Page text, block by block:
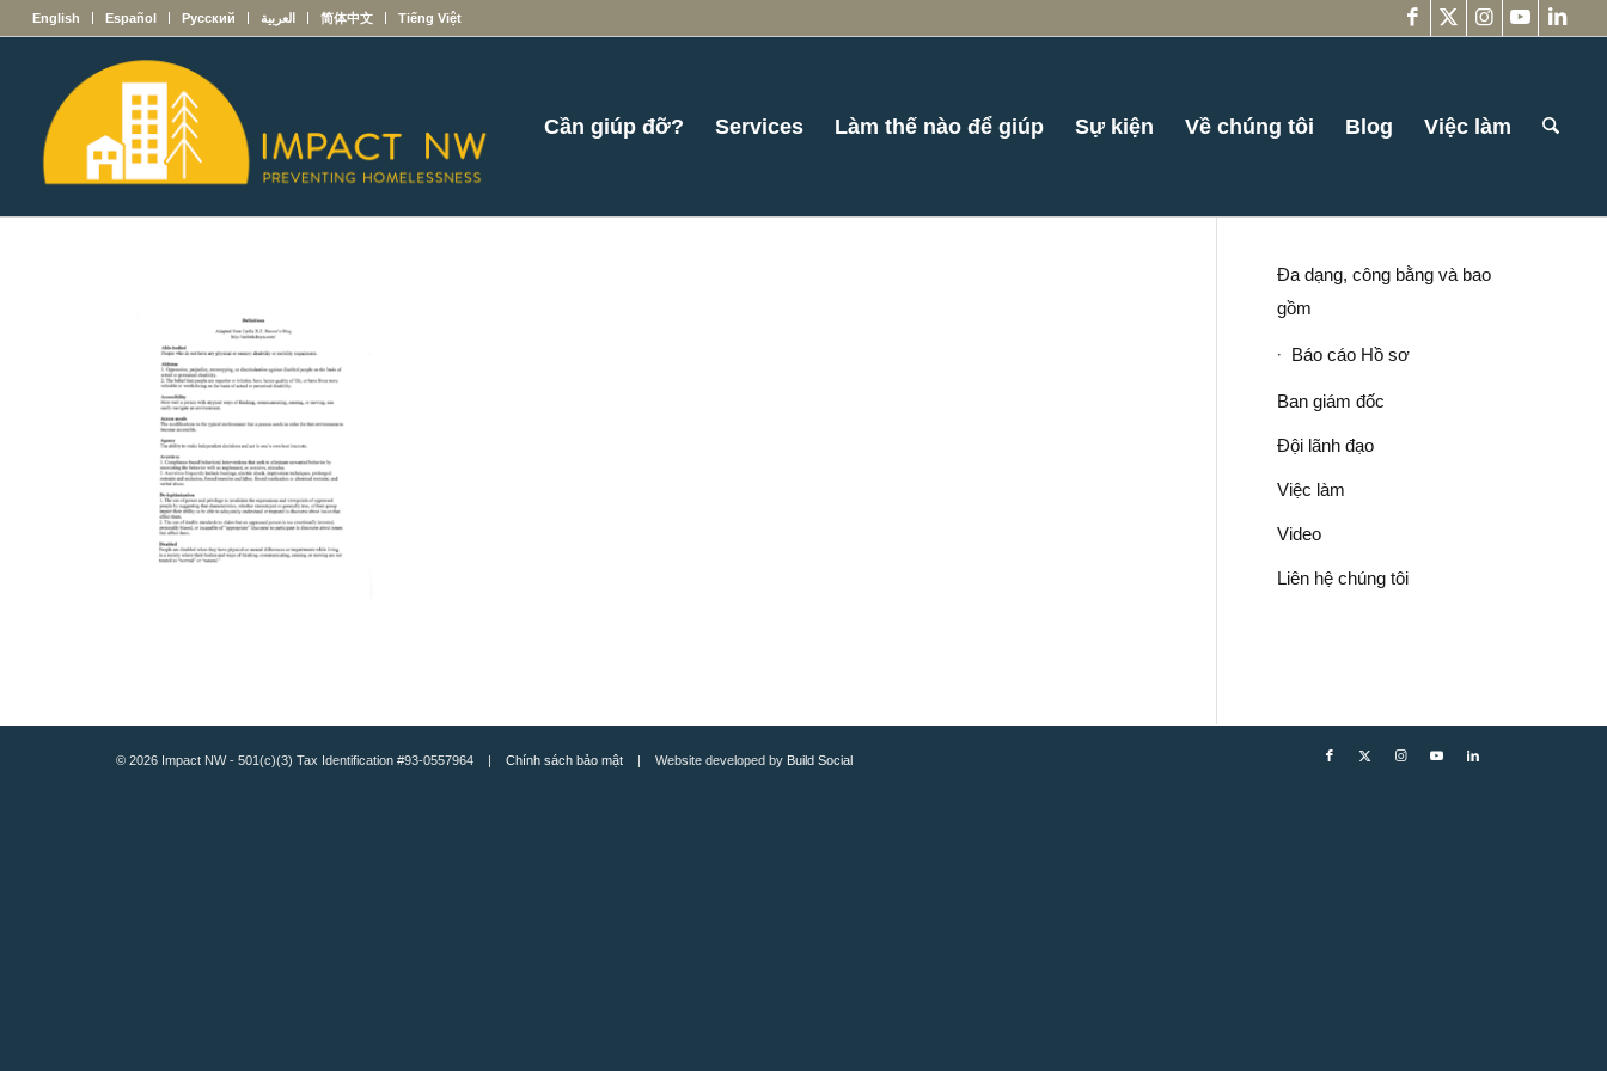
English Español Русский العربية 简体中文 Tiếng Việt
Cần giúp đỡ? Services Làm thế nào để giúp Sự kiện Về chúng tôi Blog Việc làm
Đa dạng, công bằng và bao
gồm
Báo cáo Hồ sơ
Ban giám đốc
Đội lãnh đạo
Việc làm
Video
Liên hệ chúng tôi
© 2026 Impact NW - 501(c)(3) Tax Identification #93-0557964 |Chính sách bảo mật | Website developed by Build Social